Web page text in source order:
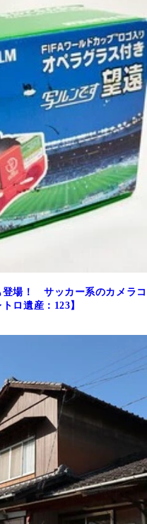
登場！ サッカー系のカメラコ
ロ遺産：123】